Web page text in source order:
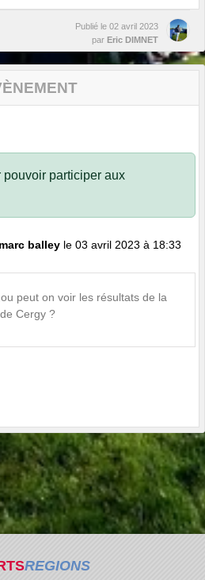
Publié le 02 avril 2023
par Eric DIMNET
pouvoir participer aux
balley le 03 avril 2023 à 18:33
peut on voir les résultats de la
Cergy ?
REGIONS